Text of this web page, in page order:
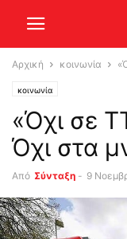
Αρχική κοινωνία
κοινωνία
«Όχι σε
Όχι στα
Από Σύνταξη - 9